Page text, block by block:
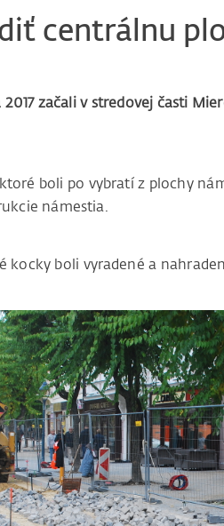
centrálnu
začali v stredovej časti
boli po vybratí z plochy
námestia.
kocky boli vyradené a